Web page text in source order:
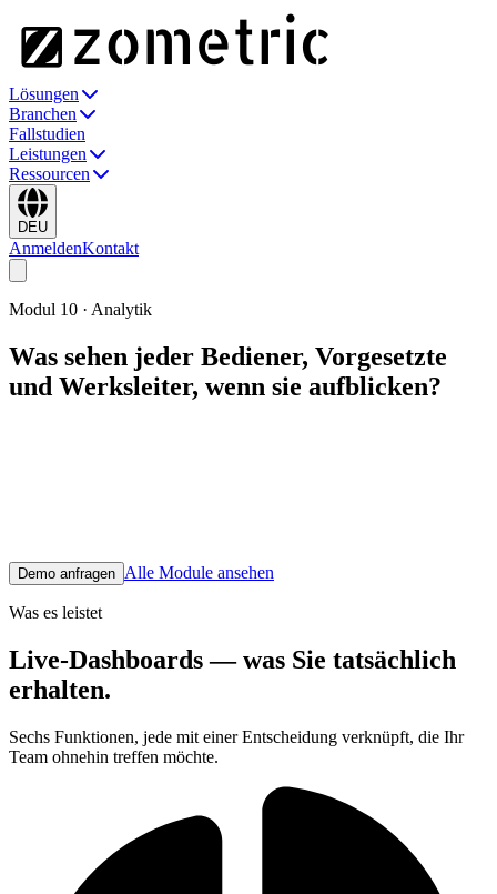
Lösungen
Branchen
Fallstudien
Leistungen
Ressourcen
DEU
AnmeldenKontakt
Modul 10 · Analytik
Was sehen jeder Bediener, Vorgesetzte
und Werksleiter, wenn sie aufblicken?
Demo anfragen Alle Module ansehen
Was es leistet
Live-Dashboards — was Sie tatsächlich
erhalten.
Sechs Funktionen, jede mit einer Entscheidung verknüpft, die Ihr
Team ohnehin treffen möchte.